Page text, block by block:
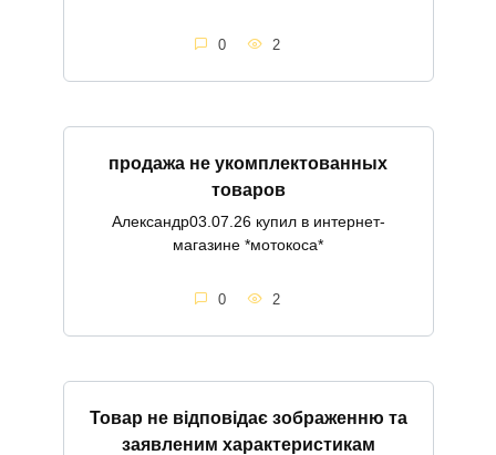
0 2
продажа не укомплектованных
товаров
Александр03.07.26 купил в интернет-
магазине *мотокоса*
0 2
Товар не відповідає зображенню та
заявленим характеристикам